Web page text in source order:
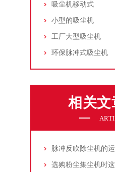
吸尘机移动式
小型的吸尘机
工厂大型吸尘机
环保脉冲式吸尘机
相关文